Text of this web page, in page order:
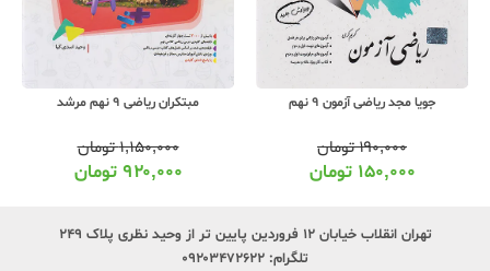
جویا مجد ریاضی آزمون 9 نهم
۱۹۰,۰۰۰تومان
۱۵۰,۰۰۰ تومان
مبتکران ریاضی 9 نهم مرشد
۱,۱۵۰,۰۰۰تومان
۹۲۰,۰۰۰ تومان
تهران انقلاب خیابان ۱۲ فروردین پایین تر از وحید نظری پلاک ۲۴۹
تلگرام: ۰۹۲۰۳۴۷۲۶۲۲